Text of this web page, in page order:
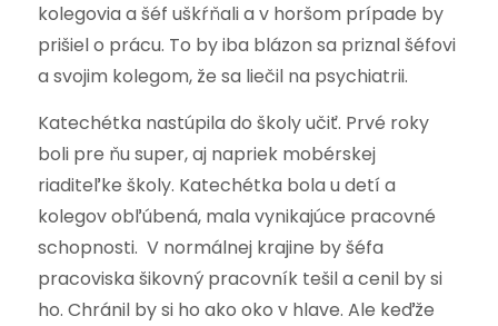
kolegovia a šéf uškŕňali a v horšom prípade by
prišiel o prácu. To by iba blázon sa priznal šéfovi
a svojim kolegom, že sa liečil na psychiatrii.
Katechétka nastúpila do školy učiť. Prvé roky
boli pre ňu super, aj napriek mobérskej
riaditeľke školy. Katechétka bola u detí a
kolegov obľúbená, mala vynikajúce pracovné
schopnosti. V normálnej krajine by šéfa
pracoviska šikovný pracovník tešil a cenil by si
ho. Chránil by si ho ako oko v hlave. Ale keďže